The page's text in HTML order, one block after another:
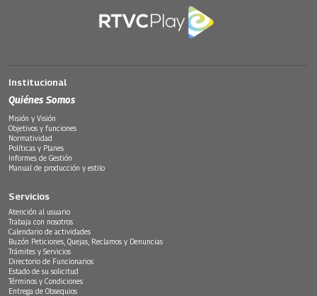
Institucional
Quiénes Somos
Misión y Visión
Objetivos y funciones
Normatividad
Políticas y Planes
Informes de Gestión
Manual de producción y estilo
Servicios
Atención al usuario
Trabaja con nosotros
Calendario de actividades
Buzón Peticiones, Quejas, Reclamos y Denuncias
Trámites y Servicios
Directorio de Funcionarios
Estado de su solicitud
Términos y Condiciones
Entrega de Obsequios